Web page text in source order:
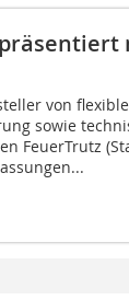
von
sowie
FeuerTrutz